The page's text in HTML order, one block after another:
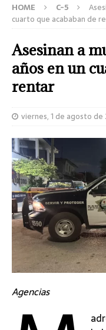
HOME C-5
cuarto que acababan de
Asesinan a
años en un
rentar
viernes, 1 de agosto de
Agencias